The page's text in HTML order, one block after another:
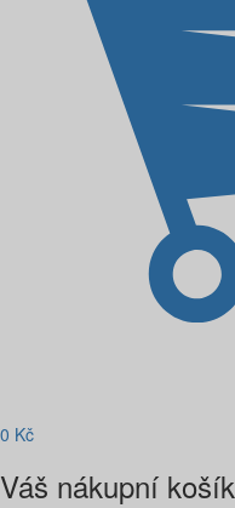
0 Kč
Váš nákupní